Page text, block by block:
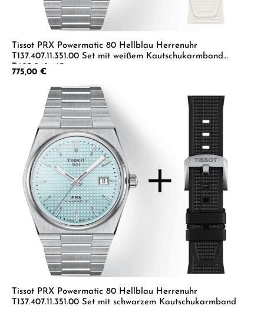
Tissot PRX Powermatic 80 Hellblau Herrenuhr
T137.407.11.351.00 Set mit weißem Kautschukarmband
T603.048.463
Regulärer Preis:
775,00 €
Tissot PRX Powermatic 80 Hellblau Herrenuhr
T137.407.11.351.00 Set mit schwarzem Kautschukarmband